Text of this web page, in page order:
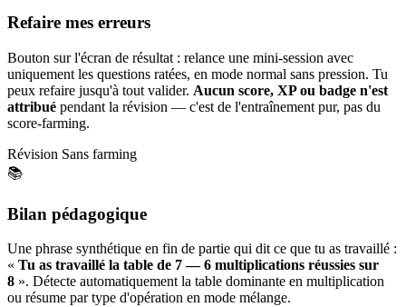
Refaire mes erreurs
Bouton sur l'écran de résultat : relance une mini-session avec
uniquement les questions ratées, en mode normal sans pression. Tu
peux refaire jusqu'à tout valider. Aucun score, XP ou badge n'est
attribué pendant la révision — c'est de l'entraînement pur, pas du
score-farming.
Révision Sans farming
📚
Bilan pédagogique
Une phrase synthétique en fin de partie qui dit ce que tu as travaillé :
« Tu as travaillé la table de 7 — 6 multiplications réussies sur
8 ». Détecte automatiquement la table dominante en multiplication
ou résume par type d'opération en mode mélange.